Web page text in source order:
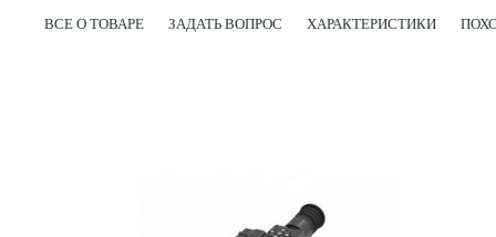
ВСЕ О ТОВАРЕ ЗАДАТЬ ВОПРОС ХАРАКТЕРИСТИКИ